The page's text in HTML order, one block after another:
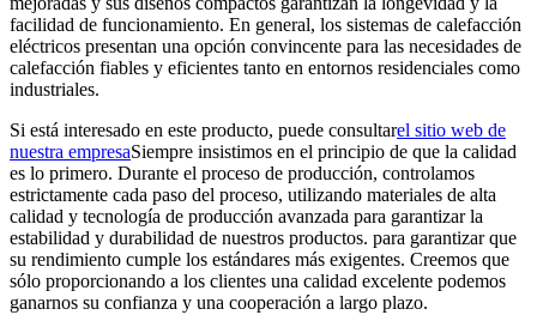
facilidad de funcionamiento. En general, los sistemas de calefacción
eléctricos presentan una opción convincente para las necesidades de
calefacción fiables y eficientes tanto en entornos residenciales como
industriales.
Si está interesado en este producto, puede consultarel sitio web de
nuestra empresaSiempre insistimos en el principio de que la calidad
es lo primero. Durante el proceso de producción, controlamos
estrictamente cada paso del proceso, utilizando materiales de alta
calidad y tecnología de producción avanzada para garantizar la
estabilidad y durabilidad de nuestros productos. para garantizar que
su rendimiento cumple los estándares más exigentes. Creemos que
sólo proporcionando a los clientes una calidad excelente podemos
ganarnos su confianza y una cooperación a largo plazo.